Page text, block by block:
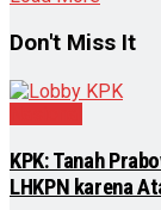
Don't Miss It
KPK: Tanah
LHKPN karena